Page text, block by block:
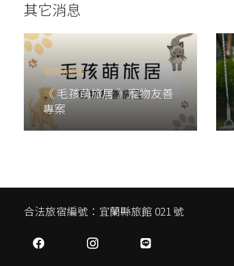
其它消息
毛孩萌旅居
《 毛孩萌旅居 》寵物友善
專案
合法旅宿編號：宜蘭縣旅館 021 號